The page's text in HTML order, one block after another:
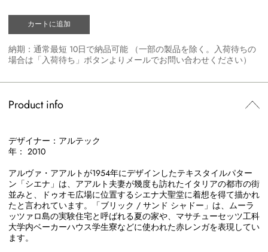
カートに追加
納期：通常最短 10日で納品可能 （一部の製品を除く。入荷待ちの
場合は「入荷待ち」ボタンよりメールでお問い合わせください）
Product info
デザイナー：アルテック
年： 2010
アルヴァ・アアルトが1954年にデザインしたテキスタイルパター
ン「シエナ」は、アアルト夫妻が幾度も訪れたイタリアの都市の街
並みと、ドゥオモ広場に位置するシエナ大聖堂に着想を得て描かれ
たと言われています。「ブリック / サンド シャドー」は、ムーラ
ッツァロ島の実験住宅と呼ばれる夏の家や、マサチューセッツ工科
大学内ベーカーハウス学生寮などに使われた赤レンガを表現してい
ます。